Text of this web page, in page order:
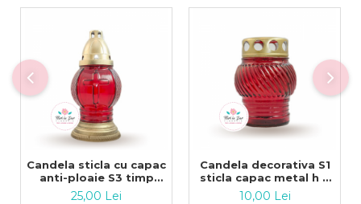
Candela sticla cu capac
anti-ploaie S3 timp
ardere 30h
25,00 Lei
Candela decorativa S1
sticla capac metal h 9
cm timp ardere 15 ore
10,00 Lei